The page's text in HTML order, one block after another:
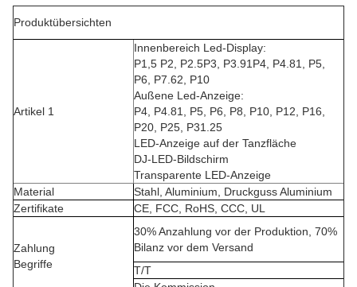
Produktübersichten
Artikel 1
Innenbereich Led-Display:
P1,5 P2, P2.5P3, P3.91P4, P4.81, P5,
P6, P7.62, P10
Außene Led-Anzeige:
P4, P4.81, P5, P6, P8, P10, P12, P16,
P20, P25, P31.25
LED-Anzeige auf der Tanzfläche
DJ-LED-Bildschirm
Transparente LED-Anzeige
Material
Stahl, Aluminium, Druckguss Aluminium
Zertifikate
CE, FCC, RoHS, CCC, UL
Zahlung
Begriffe
30% Anzahlung vor der Produktion, 70%
Bilanz vor dem Versand
T/T